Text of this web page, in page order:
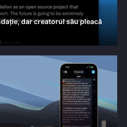
dar creatorul său pleacă